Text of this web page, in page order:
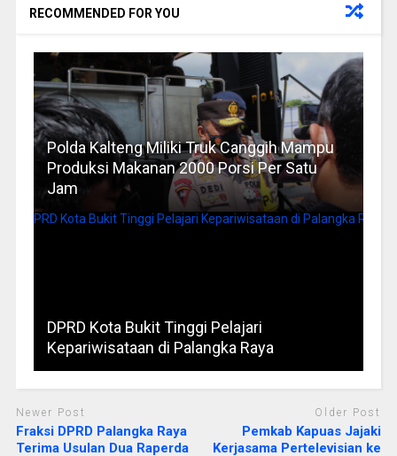
RECOMMENDED FOR YOU
Polda Kalteng Miliki Truk Canggih Mampu
Produksi Makanan 2000 Porsi Per Satu
Jam
DPRD Kota Bukit Tinggi Pelajari
Kepariwisataan di Palangka Raya
Newer Post
Fraksi DPRD Palangka Raya
Terima Usulan Dua Raperda
Older Post
Pemkab Kapuas Jajaki
Kerjasama Pertelevisian ke